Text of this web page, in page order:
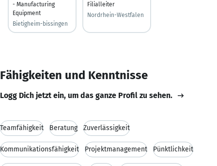
- Manufacturing
Equipment
Bietigheim-bissingen
Filialleiter
Nordrhein-Westfalen
Fähigkeiten und Kenntnisse
Logg Dich jetzt ein, um das ganze Profil zu sehen.
Teamfähigkeit Beratung Zuverlässigkeit
Kommunikationsfähigkeit Projektmanagement Pünktlichkeit